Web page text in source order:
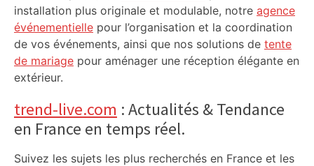
installation plus originale et modulable, notre agence
événementielle pour l’organisation et la coordination
de vos événements, ainsi que nos solutions de tente
de mariage pour aménager une réception élégante en
extérieur.
trend-live.com : Actualités & Tendance
en France en temps réel.
Suivez les sujets les plus recherchés en France et les